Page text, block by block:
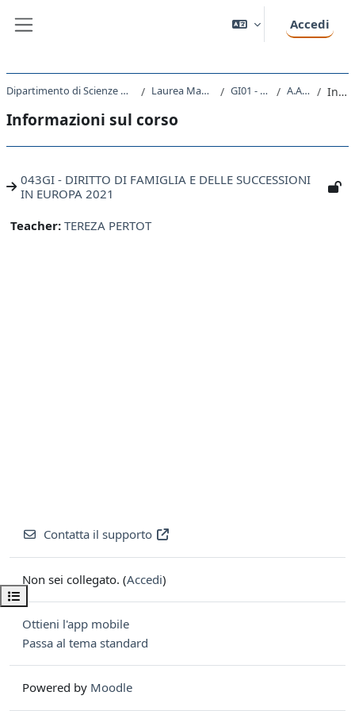
Accedi
Apri indice del corso
Dipartimento di Scienze Giuridiche, del Linguaggio, dell`Interpretazione e della Traduzione Laurea Magistrale Ciclo Unico 5 anni GI01 - GIURISPRUDENZA A.A. 2021 - 2022 Introduzione
Informazioni sul corso
043GI - DIRITTO DI FAMIGLIA E DELLE SUCCESSIONI
IN EUROPA 2021
Teacher: TEREZA PERTOT
Contatta il supporto
Non sei collegato. (Accedi)
Ottieni l'app mobile
Passa al tema standard
Powered by Moodle